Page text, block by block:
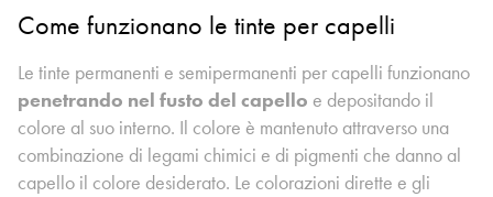
Come funzionano le tinte per capelli
Le tinte permanenti e semipermanenti per capelli funzionano
penetrando nel fusto del capello e depositando il
colore al suo interno. Il colore è mantenuto attraverso una
combinazione di legami chimici e di pigmenti che danno al
capello il colore desiderato. Le colorazioni dirette e gli